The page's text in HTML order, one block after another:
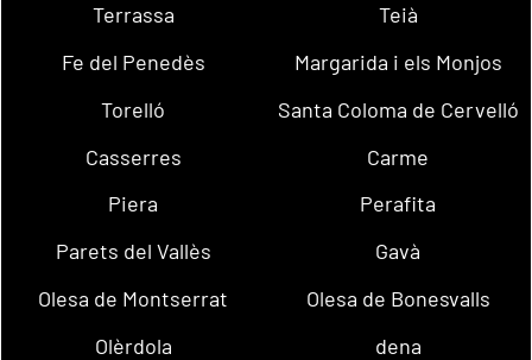
Terrassa
Teià
Fe del Penedès
Margarida i els Monjos
Torelló
Santa Coloma de Cervelló
Casserres
Carme
Piera
Perafita
Parets del Vallès
Gavà
Olesa de Montserrat
Olesa de Bonesvalls
Olèrdola
dena